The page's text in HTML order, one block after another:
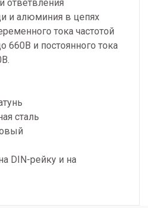
ответвления
и алюминия в цепях
тока частотой
660В и постоянного тока
сталь
DIN-рейку и на